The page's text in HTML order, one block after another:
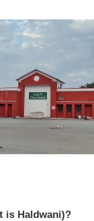
is Haldwani)?